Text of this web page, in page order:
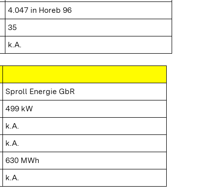
4.047 in Horeb 96
35
k.A.
Sproll Energie GbR
499 kW
k.A.
k.A.
630 MWh
k.A.